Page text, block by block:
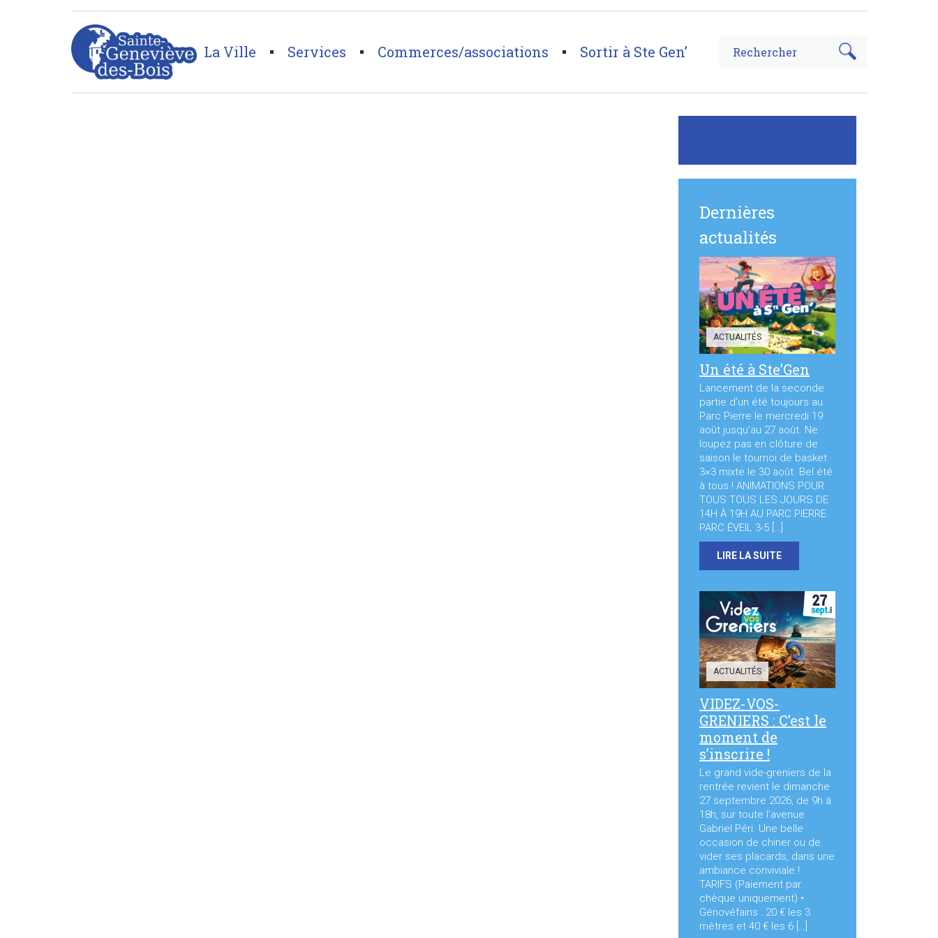
La Ville Services Commerces/associations Sortir à Ste Gen’
Page d'accueil>Mode
Dernières
actualités
ACTUALITÉS
Un été à Ste’Gen
Lancement de la seconde
partie d’un été toujours au
Parc Pierre le mercredi 19
août jusqu’au 27 août. Ne
loupez pas en clôture de
saison le tournoi de basket
3×3 mixte le 30 août. Bel été
à tous ! ANIMATIONS POUR
TOUS TOUS LES JOURS DE
14H À 19H AU PARC PIERRE
PARC ÉVEIL 3-5 […]
LIRE LA SUITE
ACTUALITÉS
VIDEZ-VOS-
GRENIERS : C’est le
moment de
s’inscrire !
Le grand vide-greniers de la
rentrée revient le dimanche
27 septembre 2026, de 9h à
18h, sur toute l’avenue
Gabriel Péri. Une belle
occasion de chiner ou de
vider ses placards, dans une
ambiance conviviale !
TARIFS (Paiement par
chèque uniquement) •
Génovéfains : 20 € les 3
mètres et 40 € les 6 […]